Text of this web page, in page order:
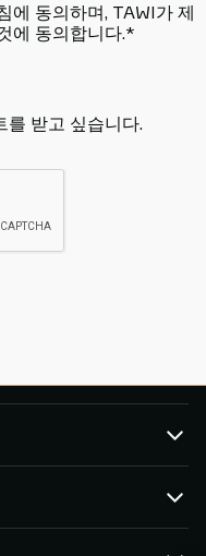
에 동의하며, TAWI가 제
에 동의합니다.*
를 받고 싶습니다.